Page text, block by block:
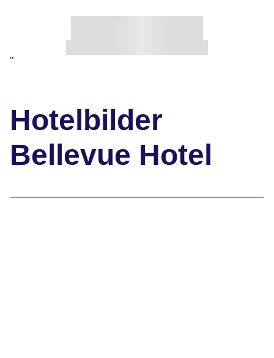
"
Hotelbilder
Bellevue Hotel